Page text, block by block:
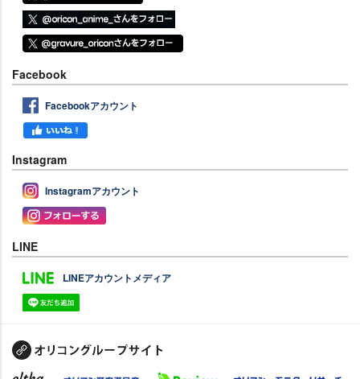
Facebook
Facebookアカウント
Instagram
Instagramアカウント
LINE
LINEアカウントメディア